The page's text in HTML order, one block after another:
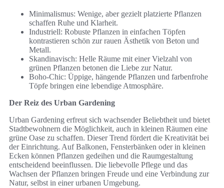
Minimalismus: Wenige, aber gezielt platzierte Pflanzen
schaffen Ruhe und Klarheit.
Industriell: Robuste Pflanzen in einfachen Töpfen
kontrastieren schön zur rauen Ästhetik von Beton und
Metall.
Skandinavisch: Helle Räume mit einer Vielzahl von
grünen Pflanzen betonen die Liebe zur Natur.
Boho-Chic: Üppige, hängende Pflanzen und farbenfrohe
Töpfe bringen eine lebendige Atmosphäre.
Der Reiz des Urban Gardening
Urban Gardening erfreut sich wachsender Beliebtheit und bietet
Stadtbewohnern die Möglichkeit, auch in kleinen Räumen eine
grüne Oase zu schaffen. Dieser Trend fördert die Kreativität bei
der Einrichtung. Auf Balkonen, Fensterbänken oder in kleinen
Ecken können Pflanzen gedeihen und die Raumgestaltung
entscheidend beeinflussen. Die liebevolle Pflege und das
Wachsen der Pflanzen bringen Freude und eine Verbindung zur
Natur, selbst in einer urbanen Umgebung.